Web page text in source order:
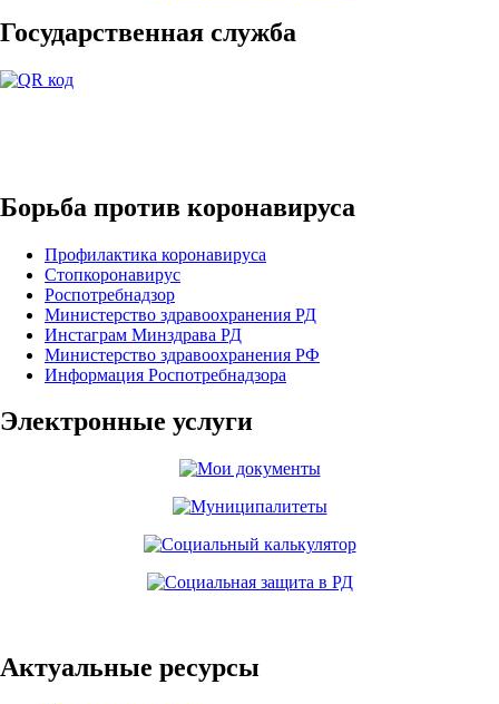
Государственная служба
Борьба против коронавируса
Профилактика коронавируса
Стопкоронавирус
Роспотребнадзор
Министерство здравоохранения РД
Инстаграм Минздрава РД
Министерство здравоохранения РФ
Информация Роспотребнадзора
Электронные услуги
Актуальные ресурсы